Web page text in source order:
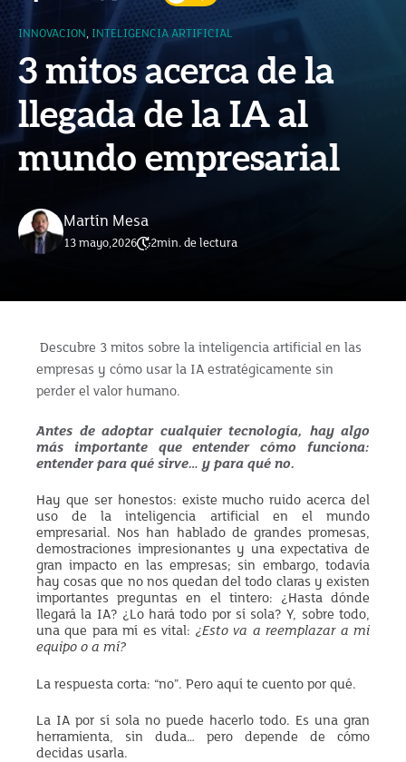
INNOVACION, INTELIGENCIA ARTIFICIAL
3 mitos acerca de la
llegada de la IA al
mundo empresarial
Martín Mesa
13 mayo,2026 2min. de lectura
Descubre 3 mitos sobre la inteligencia artificial en las
empresas y cómo usar la IA estratégicamente sin
perder el valor humano.
Antes de adoptar cualquier tecnología, hay algo
más importante que entender cómo funciona:
entender para qué sirve… y para qué no.
Hay que ser honestos: existe mucho ruido acerca del
uso de la inteligencia artificial en el mundo
empresarial. Nos han hablado de grandes promesas,
demostraciones impresionantes y una expectativa de
gran impacto en las empresas; sin embargo, todavía
hay cosas que no nos quedan del todo claras y existen
importantes preguntas en el tintero: ¿Hasta dónde
llegará la IA? ¿Lo hará todo por sí sola? Y, sobre todo,
una que para mí es vital: ¿Esto va a reemplazar a mi
equipo o a mí?
La respuesta corta: “no”. Pero aquí te cuento por qué.
La IA por sí sola no puede hacerlo todo. Es una gran
herramienta, sin duda… pero depende de cómo
decidas usarla.